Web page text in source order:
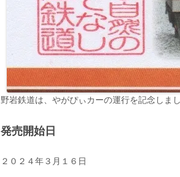
野岩鉄道は、やがぴぃカーの運行を記念しま
発売開始日
２０２４年３月１６日